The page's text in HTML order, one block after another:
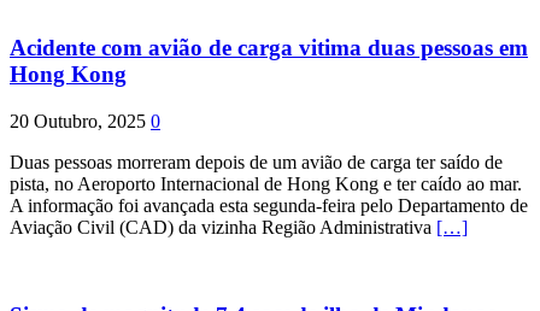
Acidente com avião de carga vitima duas pessoas em
Hong Kong
20 Outubro, 2025 0
Duas pessoas morreram depois de um avião de carga ter saído de
pista, no Aeroporto Internacional de Hong Kong e ter caído ao mar.
A informação foi avançada esta segunda-feira pelo Departamento de
Aviação Civil (CAD) da vizinha Região Administrativa […]